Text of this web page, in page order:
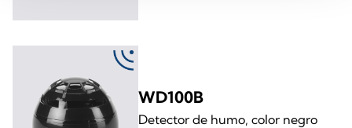
WD100B
Detector de humo, color negro